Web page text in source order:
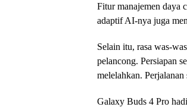
Fitur manajemen daya
adaptif AI-nya juga
Selain itu, rasa was-
pelancong. Persiapan
melelahkan.
Galaxy Buds 4 Pro